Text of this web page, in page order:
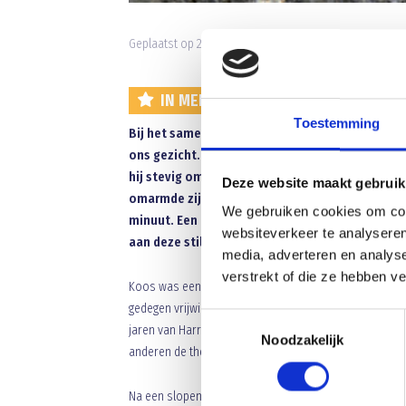
Toestemming
Deze website maakt
We gebruiken cookies om
websiteverkeer te
media, adverteren en
verstrekt of die ze hebben
Noodzakelijk
Geplaatst op 26 oktober 2025 • 21:57 •
IN MEMORIAM KOOS
Bij het samenstellen van deze herinnering
ons gezicht. Afgelopen vrijdag verliet Koos
hij stevig omarmde en niet meer los liet. Aan
omarmde zijn familie elkaar intens. Het werd
minuut. Een landende Transavia Boeing en
aan deze stilte. Een stilzijn dat nog heel lang
Koos was een vaste supporter van het eerste team
gedegen vrijwilliger met een warme persoonlijkheid.
jaren van Harrie Constant † als materiaal verzorger
anderen de thee en frisdrank voor het arbitrale trio in
Na een slopende ziekte overleed Koos Laarakkers